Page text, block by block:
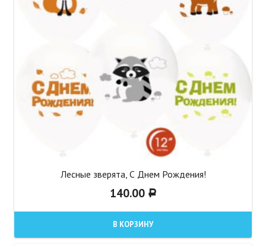
Лесные зверята, С Днем Рождения!
140.00 Р
В КОРЗИНУ